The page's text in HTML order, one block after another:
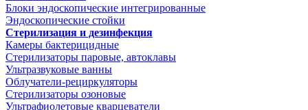
Блоки эндоскопические интегрированные
Эндоскопические стойки
Стерилизация и дезинфекция
Камеры бактерицидные
Стерилизаторы паровые, автоклавы
Ультразвуковые ванны
Облучатели-рециркуляторы
Стерилизаторы озоновые
Ультрафиолетовые кварцеватели